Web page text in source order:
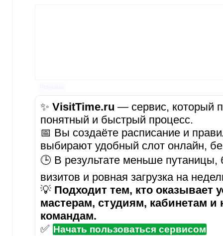
✨ VisitTime.ru — сервис, который
понятный и быстрый процесс.
📅 Вы создаёте расписание и
выбирают удобный слот онлайн,
🕒 В результате меньше
визитов и ровная загрузка на
💡 Подходит тем, кто оказывает
мастерам, студиям, кабинетам
командам.
✅ Начать пользоваться сервисом